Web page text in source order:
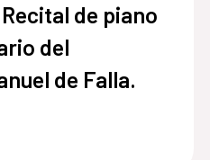
de piano
del
de Falla.